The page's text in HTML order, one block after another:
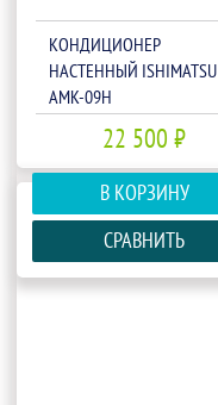
КОНДИЦИОНЕР
НАСТЕННЫЙ ISHIMATSU
AMK-09H
22 500 ₽
В КОРЗИНУ
СРАВНИТЬ